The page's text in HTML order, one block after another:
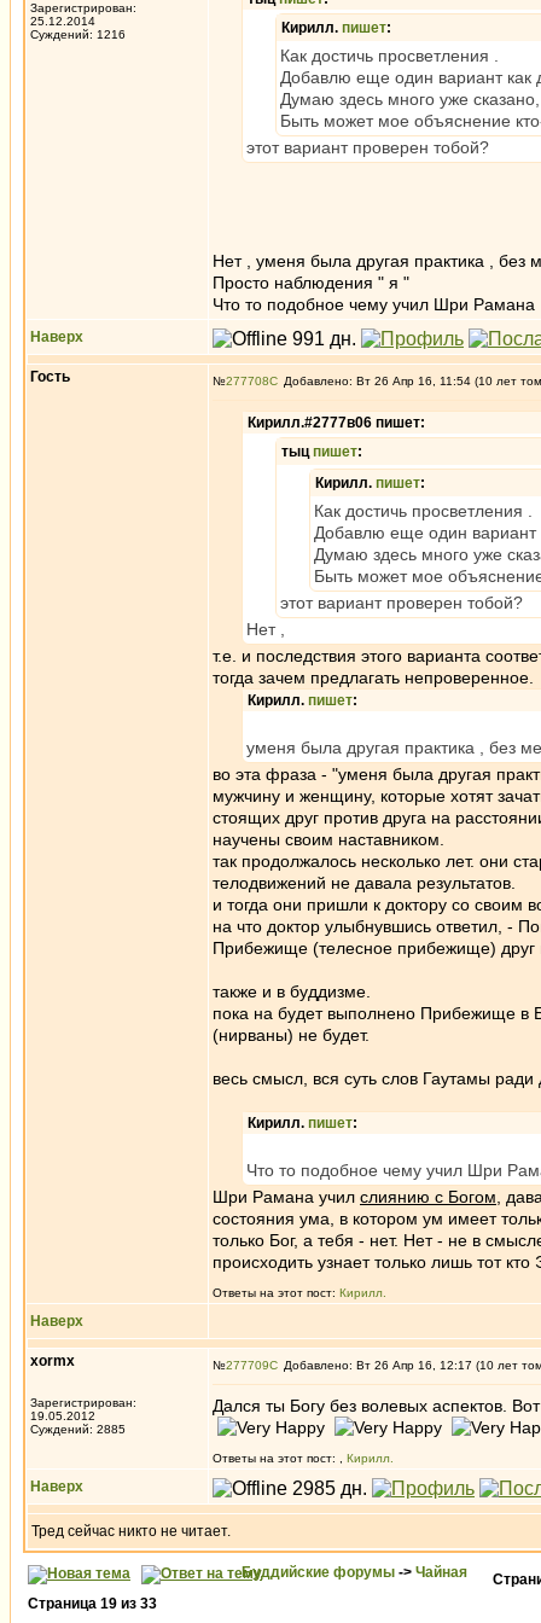
Зарегистрирован:
25.12.2014
Суждений: 1216
Кирилл. пишет:
Как достичь просветления .
Добавлю еще один вариант как
Думаю здесь много уже
Быть может мое объяснение
этот вариант проверен тобой?
Нет , уменя была другая практика , без
Просто наблюдения " я "
Что то подобное чему учил Шри
Наверх
Гость №277708 Добавлено: Вт 26 Апр 16, 11:54 (10 лет
Кирилл.#2777в06 пишет:
тыцпишет:
Кирилл. пишет:
Как достичь просветления .
Добавлю еще один вариант
Думаю здесь много уже
Быть может мое
этот вариант проверен тобой?
Нет ,
т.е. и последствия этого варианта
тогда зачем предлагать непроверенное.
Кирилл. пишет:
уменя была другая практика , без
во эта фраза - "уменя была другая
мужчину и женщину, которые хотят
стоящих друг против друга на
научены своим наставником.
так продолжалось несколько лет. они
телодвижений не давала результатов.
и тогда они пришли к доктору со
на что доктор улыбнувшись ответил, -
Прибежище (телесное прибежище) друг
также и в буддизме.
пока на будет выполнено Прибежище в
(нирваны) не будет.
весь смысл, вся суть слов Гаутамы
Кирилл. пишет:
Что то подобное чему учил Шри
Шри Рамана учил слиянию с Богом ,
состояния ума, в котором ум имеет
только Бог, а тебя - нет. Нет - не в
происходить узнает только лишь тот
Ответы на этот пост: Кирилл.
Наверх
xormx
Зарегистрирован:
19.05.2012
Суждений: 2885
№277709 Добавлено: Вт 26 Апр 16, 12:17 (10 лет
Дался ты Богу без волевых аспектов.
Ответы на этот пост: Кирилл.
Наверх
Тред сейчас никто не читает.
Буддийские форумы -> Чайная
Страница 19 из 33